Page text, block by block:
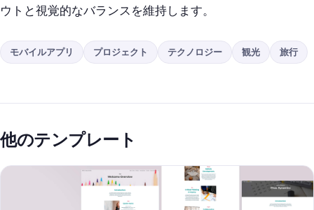
ウトと視覚的なバランスを維持します。
モバイルアプリ プロジェクト テクノロジー 観光 旅行
他のテンプレート